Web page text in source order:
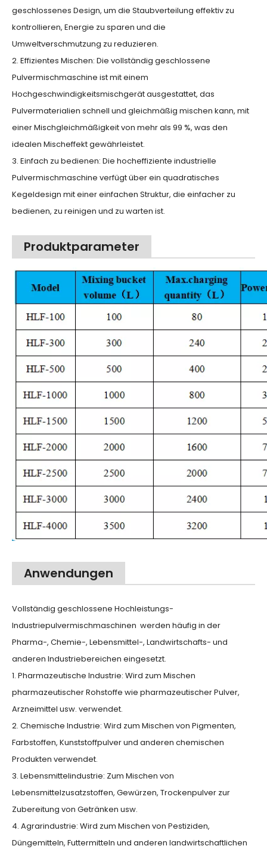
geschlossenes Design, um die Staubverteilung effektiv zu
kontrollieren, Energie zu sparen und die
Umweltverschmutzung zu reduzieren.
2. Effizientes Mischen: Die vollständig geschlossene
Pulvermischmaschine ist mit einem
Hochgeschwindigkeitsmischgerät ausgestattet, das
Pulvermaterialien schnell und gleichmäßig mischen kann, mit
einer Mischgleichmäßigkeit von mehr als 99 %, was den
idealen Mischeffekt gewährleistet.
3. Einfach zu bedienen: Die hocheffiziente industrielle
Pulvermischmaschine verfügt über ein quadratisches
Kegeldesign mit einer einfachen Struktur, die einfacher zu
bedienen, zu reinigen und zu warten ist.
Produktparameter
Anwendungen
Vollständig geschlossene Hochleistungs-
Industriepulvermischmaschinen werden häufig in der
Pharma-, Chemie-, Lebensmittel-, Landwirtschafts- und
anderen Industriebereichen eingesetzt.
1. Pharmazeutische Industrie: Wird zum Mischen
pharmazeutischer Rohstoffe wie pharmazeutischer Pulver,
Arzneimittel usw. verwendet.
2. Chemische Industrie: Wird zum Mischen von Pigmenten,
Farbstoffen, Kunststoffpulver und anderen chemischen
Produkten verwendet.
3. Lebensmittelindustrie: Zum Mischen von
Lebensmittelzusatzstoffen, Gewürzen, Trockenpulver zur
Zubereitung von Getränken usw.
4. Agrarindustrie: Wird zum Mischen von Pestiziden,
Düngemitteln, Futtermitteln und anderen landwirtschaftlichen